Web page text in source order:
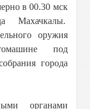
в 00.30 мск
Махачкалы.
оружия
под
города
органами